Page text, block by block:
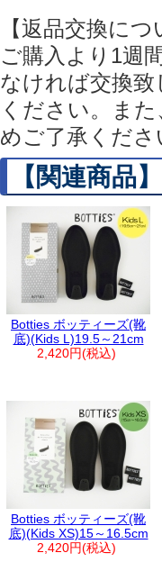
【返品交換に
ご購入より1週
なければ交換
ください。ま
めご了承くださ
【関連商品】
Botties ボッティーズ(靴
底)(Kids L)19.5～21cm
2,420円(税込)
Botties ボッティーズ(靴
底)(Kids XS)15～16.5cm
2,420円(税込)